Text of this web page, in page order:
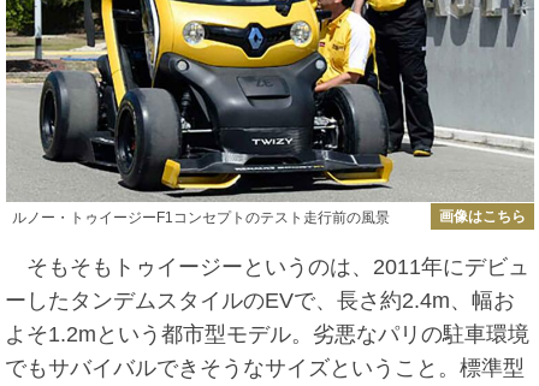
ルノー・トゥイージーF1コンセプトのテスト走行前の風景 画像はこちら
そもそもトゥイージーというのは、2011年にデビュ
ーしたタンデムスタイルのEVで、長さ約2.4m、幅お
よそ1.2mという都市型モデル。劣悪なパリの駐車環境
でもサバイバルできそうなサイズということ。標準型